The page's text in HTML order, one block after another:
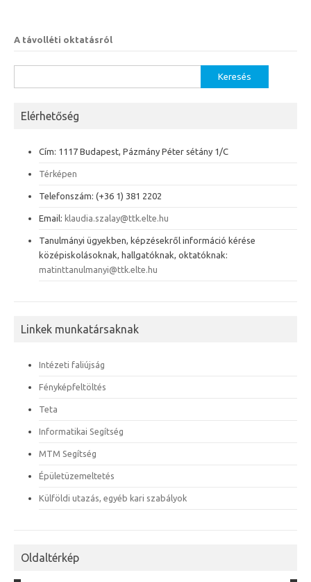
A távolléti oktatásról
Elérhetőség
Cím: 1117 Budapest, Pázmány Péter sétány 1/C
Térképen
Telefonszám: (+36 1) 381 2202
Email: klaudia.szalay@ttk.elte.hu
Tanulmányi ügyekben, képzésekről információ kérése
középiskolásoknak, hallgatóknak, oktatóknak:
matinttanulmanyi@ttk.elte.hu
Linkek munkatársaknak
Intézeti faliújság
Fényképfeltöltés
Teta
Informatikai Segítség
MTM Segítség
Épületüzemeltetés
Külföldi utazás, egyéb kari szabályok
Oldaltérkép